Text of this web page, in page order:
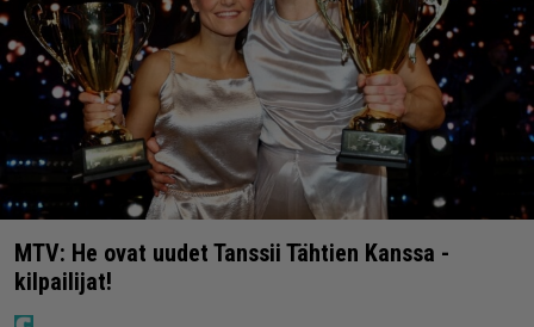
MTV: He ovat uudet Tanssii Tähtien Kanssa -
kilpailijat!